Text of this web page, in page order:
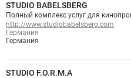
Германия
Германия
http://www.studiobabelsberg.com
STUDIO BABELSBERG
Полный комплекс услуг для
STUDIO F.O.R.M.A